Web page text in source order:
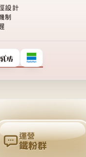
設計
制
❤
粉
回
購
運營
鐵粉群